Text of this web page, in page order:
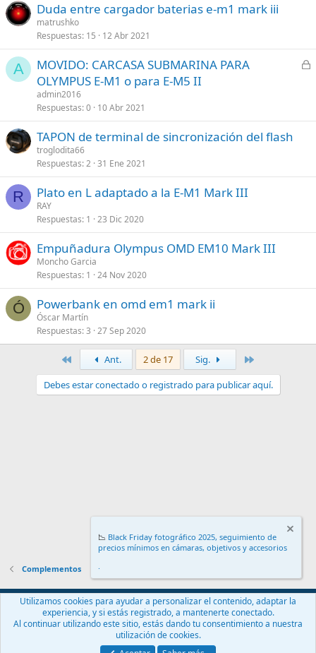
Duda entre cargador baterias e-m1 mark iii
matrushko
Respuestas 15 12 Abr 2021
A
C
a
MOVIDO: CARCASA SUBMARINA PARA
OLYMPUS E-M1 o para E-M5 II
admin2016
Respuestas 0 10 Abr 2021
TAPON de terminal de sincronización del flash
troglodita66
Respuestas 2 31 Ene 2021
R Plato en L adaptado a la E-M1 Mark III
RAY
Respuestas 1 23 Dic 2020
Empuñadura Olympus OMD EM10 Mark III
Moncho Garcia
Respuestas 1 24 Nov 2020
Ó Powerbank en omd em1 mark ii
Óscar Martín
Respuestas 3 27 Sep 2020
PrimeroAnt. 2 de 17 Sig.
Debes estar conectado o registrado para publicar aquí.
Complementos
Español (ES)
Contáctanos
Términos y reglas Política de privacidad
Ayuda
📉 Black Friday fotográfico 2025, seguimiento de
precios mínimos en cámaras, objetivos y accesorios
.
Utilizamos cookies para ayudar a personalizar el contenido, adaptar la
experiencia, y si estás registrado, a mantenerte conectado.
Al continuar utilizando este sitio, estás dando tu consentimiento a nuestra
utilización de cookies.